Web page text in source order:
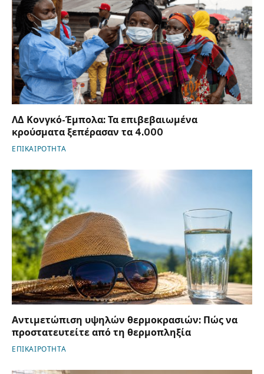
ΛΔ Κονγκό-Έμπολα: Τα επιβεβαιωμένα
κρούσματα ξεπέρασαν τα 4.000
ΕΠΙΚΑΙΡΟΤΗΤΑ
Αντιμετώπιση υψηλών θερμοκρασιών: Πώς να
προστατευτείτε από τη θερμοπληξία
ΕΠΙΚΑΙΡΟΤΗΤΑ